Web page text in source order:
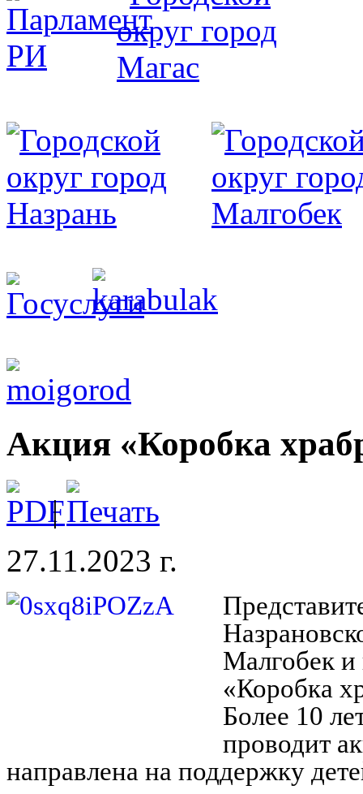
Акция «Коробка
|
27.11.2023 г.
Малгобек и
«Коробка
Более 10
проводит
направлена на поддержку